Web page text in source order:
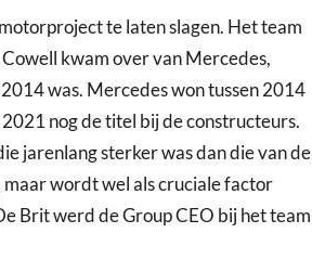
te laten slagen. Het team
kwam over van Mercedes,
was. Mercedes won tussen 2014
nog de titel bij de constructeurs.
jarenlang sterker was dan die van de
wordt wel als cruciale factor
Brit werd de Group CEO bij het team